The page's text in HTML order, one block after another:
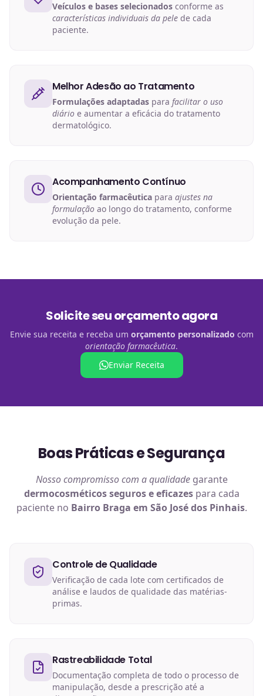
Veículos e bases selecionados conforme as
características individuais da pele de cada
paciente.
Melhor Adesão ao Tratamento
Formulações adaptadas para facilitar o uso
diário e aumentar a eficácia do tratamento
dermatológico.
Acompanhamento Contínuo
Orientação farmacêutica para ajustes na
formulação ao longo do tratamento, conforme
evolução da pele.
Solicite seu orçamento agora
Envie sua receita e receba um orçamento personalizado com
orientação farmacêutica.
Enviar Receita
Boas Práticas e Segurança
Nosso compromisso com a qualidadegarante
dermocosméticosseguros e eficazespara cada
paciente no Bairro Braga em São José dos Pinhais.
Controle de Qualidade
Verificação de cada lote com certificados de
análise e laudos de qualidade das matérias-
primas.
Rastreabilidade Total
Documentação completa de todo o processo de
manipulação, desde a prescrição até a